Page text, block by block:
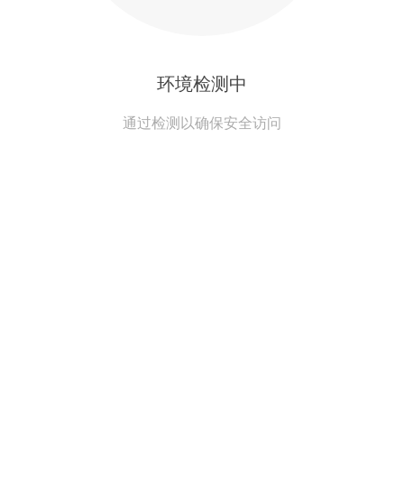
环境检测中
通过检测以确保安全访问